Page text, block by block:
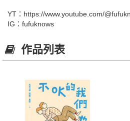
YT：https://www.youtube.com/
IG：fufuknows
作品列表